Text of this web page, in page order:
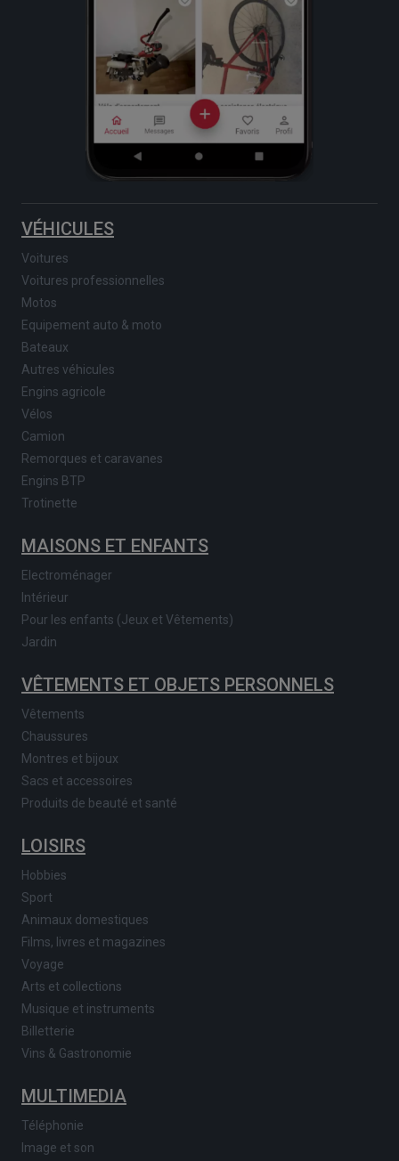
VÉHICULES
Voitures
Voitures professionnelles
Motos
Equipement auto & moto
Bateaux
Autres véhicules
Engins agricole
Vélos
Camion
Remorques et caravanes
Engins BTP
Trotinette
MAISONS ET ENFANTS
Electroménager
Intérieur
Pour les enfants (Jeux et Vêtements)
Jardin
VÊTEMENTS ET OBJETS PERSONNELS
Vêtements
Chaussures
Montres et bijoux
Sacs et accessoires
Produits de beauté et santé
LOISIRS
Hobbies
Sport
Animaux domestiques
Films, livres et magazines
Voyage
Arts et collections
Musique et instruments
Billetterie
Vins & Gastronomie
MULTIMEDIA
Téléphonie
Image et son